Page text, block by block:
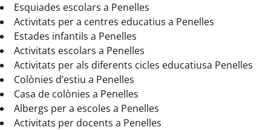
Esquiades escolars a Penelles
Activitats per a centres educatius a Penelles
Estades infantils a Penelles
Activitats escolars a Penelles
Activitats per als diferents cicles educatiusa Penelles
Colònies d’estiu a Penelles
Casa de colònies a Penelles
Albergs per a escoles a Penelles
Activitats per docents a Penelles